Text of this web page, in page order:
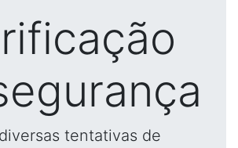
tentativas de